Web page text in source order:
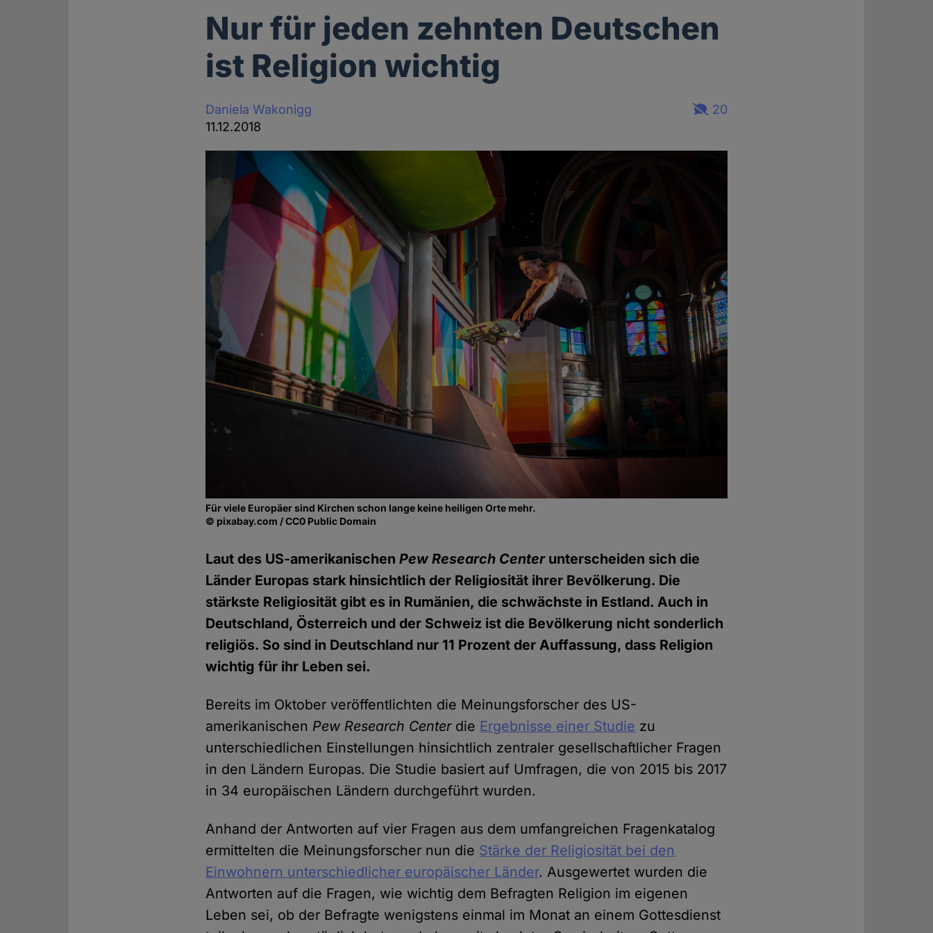
Nur für jeden zehnten Deutschen
ist Religion wichtig
Daniela Wakonigg
11.12.2018
20
Für viele Europäer sind Kirchen schon lange keine heiligen Orte mehr.
© pixabay.com / CC0 Public Domain
Laut des US-amerikanischenPew Research Centerunterscheiden sich die
Länder Europas stark hinsichtlich der Religiosität ihrer Bevölkerung. Die
stärkste Religiosität gibt es in Rumänien, die schwächste in Estland. Auch in
Deutschland, Österreich und der Schweiz ist die Bevölkerung nicht sonderlich
religiös. So sind in Deutschland nur 11 Prozent der Auffassung, dass Religion
wichtig für ihr Leben sei.
Bereits im Oktober veröffentlichten die Meinungsforscher des US-
amerikanischen Pew Research Centerdie Ergebnisse einer Studie zu
unterschiedlichen Einstellungen hinsichtlich zentraler gesellschaftlicher Fragen
in den Ländern Europas. Die Studie basiert auf Umfragen, die von 2015 bis 2017
in 34 europäischen Ländern durchgeführt wurden.
Anhand der Antworten auf vier Fragen aus dem umfangreichen Fragenkatalog
ermittelten die Meinungsforscher nun die Stärke der Religiosität bei den
Einwohnern unterschiedlicher europäischer Länder. Ausgewertet wurden die
Antworten auf die Fragen, wie wichtig dem Befragten Religion im eigenen
Leben sei, ob der Befragte wenigstens einmal im Monat an einem Gottesdienst